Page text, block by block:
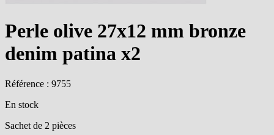
Perle olive 27x12 mm bronze
denim patina x2
Référence : 9755
En stock
Sachet de 2 pièces